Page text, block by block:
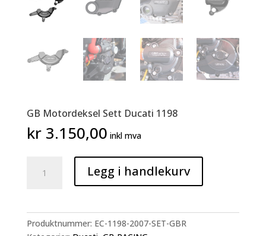
GB Motordeksel Sett Ducati 1198
kr3.150,00 inkl mva
Motordeksel
Legg i handlekurv
Produktnummer: EC-1198-2007-SET-GBR